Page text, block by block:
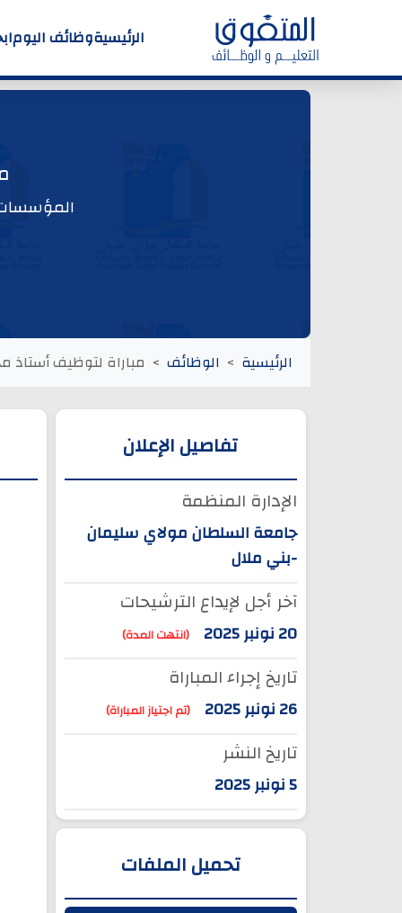
الرئيسيةوظائف اليوم
الرئيسية الوظائف مباراة لتوظيف أستاذ
تفاصيل الإعلان
الإدارة المنظمة
جامعة السلطان مولاي سليمان
-بني ملال
آخر أجل لإيداع الترشيحات
20 نونبر 2025 (انتهت المدة)
تاريخ إجراء المباراة
26 نونبر 2025 (تم اجتياز المباراة)
تاريخ النشر
5 نونبر 2025
تحميل الملفات